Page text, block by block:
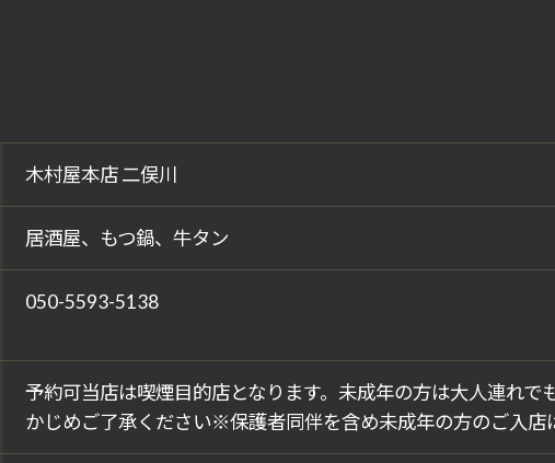
木村屋本店 二俣川
居酒屋、もつ鍋、牛タン
050-5593-5138
予約可当店は喫煙目的店となります。未成年の方は大人連れで
かじめご了承ください※保護者同伴を含め未成年の方のご入店